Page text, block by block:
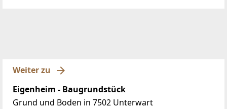
Weiter zu
Eigenheim - Baugrundstück
Grund und Boden in 7502 Unterwart